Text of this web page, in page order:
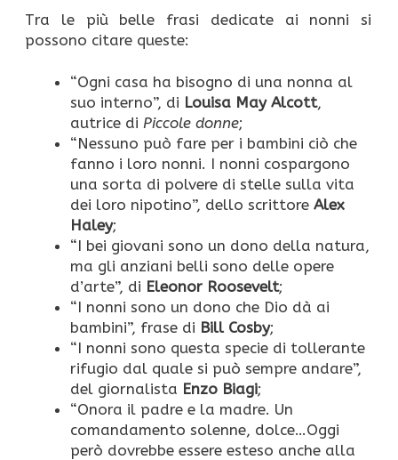
Tra le più belle frasi dedicate ai nonni si
possono citare queste:
“Ogni casa ha bisogno di una nonna al
suo interno”, di Louisa May Alcott,
autrice di Piccole donne;
“Nessuno può fare per i bambini ciò che
fanno i loro nonni. I nonni cospargono
una sorta di polvere di stelle sulla vita
dei loro nipotino”, dello scrittore Alex
Haley;
“I bei giovani sono un dono della natura,
ma gli anziani belli sono delle opere
d’arte”, di Eleonor Roosevelt;
“I nonni sono un dono che Dio dà ai
bambini”, frase di Bill Cosby;
“I nonni sono questa specie di tollerante
rifugio dal quale si può sempre andare”,
del giornalista Enzo Biagi;
“Onora il padre e la madre. Un
comandamento solenne, dolce…Oggi
però dovrebbe essere esteso anche alla